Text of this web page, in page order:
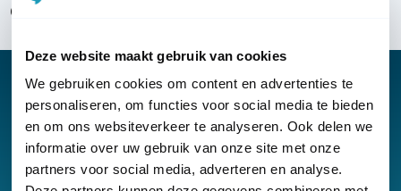
Deze website maakt gebruik van cookies
We gebruiken cookies om content en advertenties te
personaliseren, om functies voor social media te bieden
en om ons websiteverkeer te analyseren. Ook delen we
informatie over uw gebruik van onze site met onze
partners voor social media, adverteren en analyse.
Over KommaGo
Nieuwsbrief
Klantenservice